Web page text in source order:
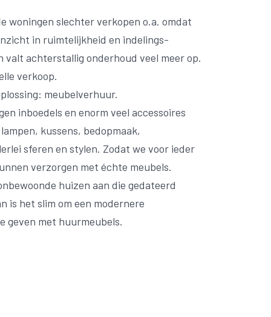
woningen slechter verkopen o.a. omdat
in ruimtelijkheid en indelings-
valt achterstallig onderhoud veel meer op.
verkoop.
meubelverhuur.
inboedels en enorm veel accessoires
kussens, bedopmaak,
sferen en stylen. Zodat we voor ieder
verzorgen met échte meubels.
huizen aan die gedateerd
is het slim om een modernere
geven met huurmeubels.